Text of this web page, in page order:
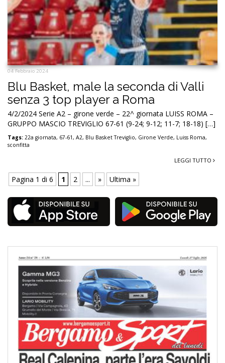
04 Febbraio 2024
Blu Basket, male la seconda di Valli
senza 3 top player a Roma
4/2/2024 Serie A2 – girone verde – 22^ giornata LUISS ROMA –
GRUPPO MASCIO TREVIGLIO 67-61 (9-24; 9-12; 11-7; 18-18) […]
Tags: 22a giornata, 67-61, A2, Blu Basket Treviglio, Girone Verde, Luiss Roma,
sconfitta
LEGGI TUTTO
Pagina 1 di 6 1 2 ... » Ultima »